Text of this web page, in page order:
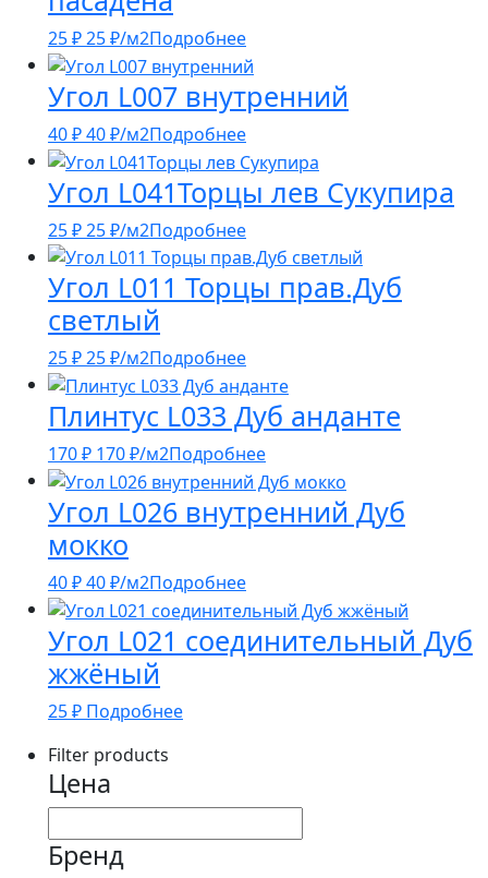
25₽25₽/м2Подробнее
Угол L007 внутренний
40₽40₽/м2Подробнее
Угол L041Торцы лев Сукупира
25₽25₽/м2Подробнее
Угол L011 Торцы прав.Дуб
светлый
25₽25₽/м2Подробнее
Плинтус L033 Дуб анданте
170₽ 170₽/м2Подробнее
Угол L026 внутренний Дуб
мокко
40₽40₽/м2Подробнее
Угол L021 соединительный Дуб
жжёный
25₽ Подробнее
Filter products
Цена
Бренд